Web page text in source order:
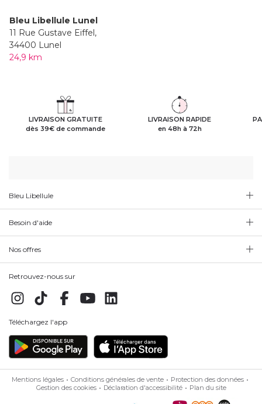
Bleu Libellule Lunel
11 Rue Gustave Eiffel,
34400 Lunel
24,9 km
LIVRAISON GRATUITE
dès 39€ de commande
LIVRAISON RAPIDE
en 48h à 72h
Bleu Libellule
Besoin d'aide
Nos offres
Retrouvez-nous sur
Téléchargez l'app
Mentions légales Conditions générales de vente
Protection des données
Gestion des cookies
Déclaration d'accessibilité Plan du site